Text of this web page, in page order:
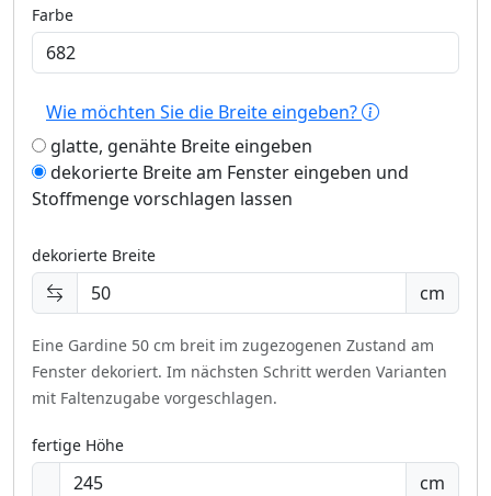
Farbe
Wie möchten Sie die Breite eingeben?
glatte, genähte Breite eingeben
dekorierte Breite am Fenster eingeben und
Stoffmenge vorschlagen lassen
dekorierte Breite
cm
Eine Gardine 50 cm breit im zugezogenen Zustand am
Fenster dekoriert. Im nächsten Schritt werden Varianten
mit Faltenzugabe vorgeschlagen.
fertige Höhe
cm